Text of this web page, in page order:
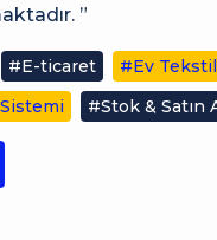
”
#E-ticaret
#Ev
#Stok & Satın